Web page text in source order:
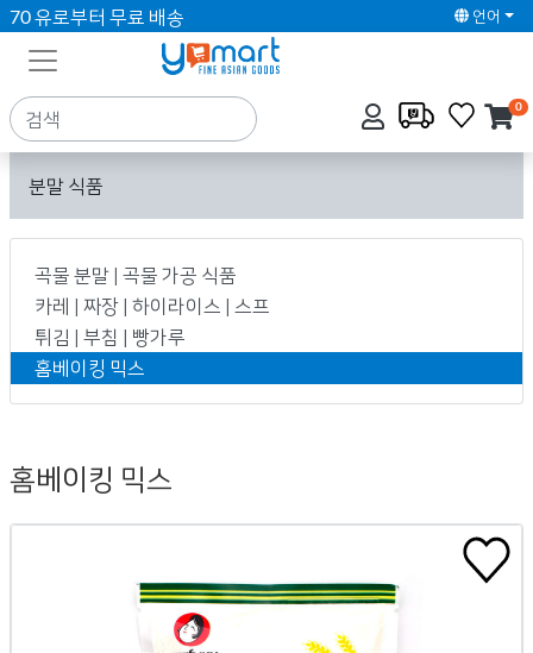
70 유로부터 무료 배송 언어
0
분말 식품
곡물 분말 | 곡물 가공 식품
카레 | 짜장 | 하이라이스 | 스프
튀김 | 부침 | 빵가루
홈베이킹 믹스
홈베이킹 믹스